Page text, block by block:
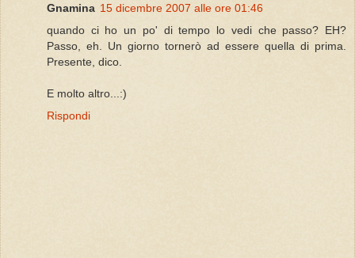
Gnamina 15 dicembre 2007 alle ore 01:46
quando ci ho un po' di tempo lo vedi che passo? EH?
Passo, eh. Un giorno tornerò ad essere quella di prima.
Presente, dico.
E molto altro...:)
Rispondi